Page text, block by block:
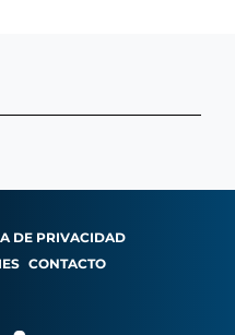
DE PRIVACIDAD
CONTACTO